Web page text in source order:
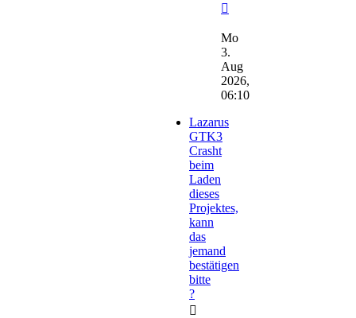
Beitrag
Mo
3.
Aug
2026,
06:10
Lazarus
GTK3
Crasht
beim
Laden
dieses
Projektes,
kann
das
jemand
bestätigen
bitte
?